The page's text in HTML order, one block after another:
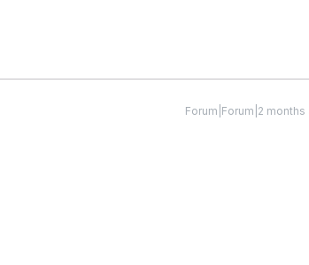
Forum|Forum|2 months